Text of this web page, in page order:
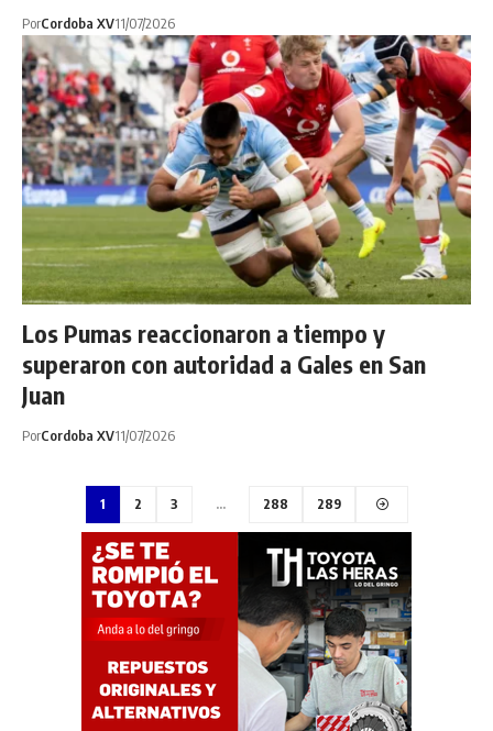
PorCordoba XV11/07/2026
Los Pumas reaccionaron a tiempo y
superaron con autoridad a Gales en San
Juan
PorCordoba XV11/07/2026
1 2 3 … 288 289